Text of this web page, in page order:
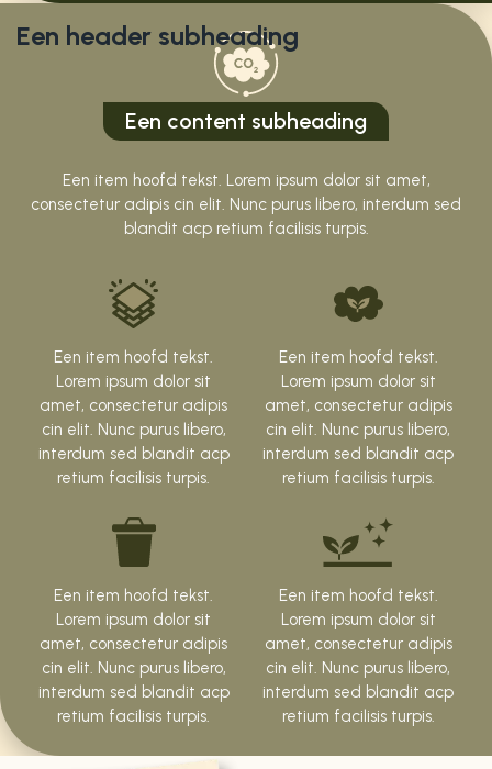
Een header subheading
Een content subheading
Een item hoofd tekst. Lorem ipsum dolor sit amet,
consectetur adipis cin elit. Nunc purus libero, interdum sed
blandit acp retium facilisis turpis.
Een item hoofd tekst.
Lorem ipsum dolor sit
amet, consectetur adipis
cin elit. Nunc purus libero,
interdum sed blandit acp
retium facilisis turpis.
Een item hoofd tekst.
Lorem ipsum dolor sit
amet, consectetur adipis
cin elit. Nunc purus libero,
interdum sed blandit acp
retium facilisis turpis.
Een item hoofd tekst.
Lorem ipsum dolor sit
amet, consectetur adipis
cin elit. Nunc purus libero,
interdum sed blandit acp
retium facilisis turpis.
Een item hoofd tekst.
Lorem ipsum dolor sit
amet, consectetur adipis
cin elit. Nunc purus libero,
interdum sed blandit acp
retium facilisis turpis.